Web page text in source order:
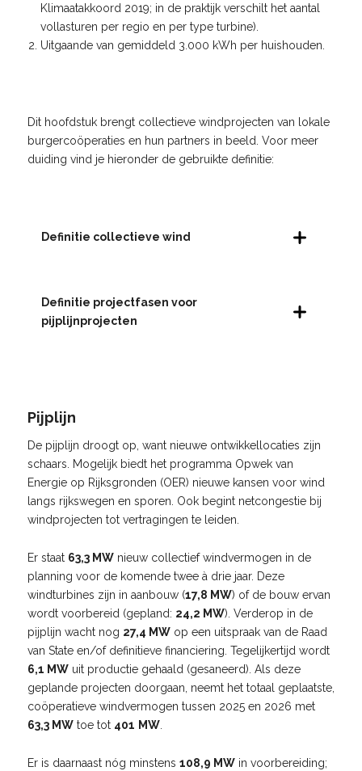
Klimaatakkoord 2019; in de praktijk verschilt het aantal
vollasturen per regio en per type turbine).
Uitgaande van gemiddeld 3.000 kWh per huishouden.
Dit hoofdstuk brengt collectieve windprojecten van lokale
burgercoöperaties en hun partners in beeld. Voor meer
duiding vind je hieronder de gebruikte definitie:
Definitie collectieve wind
Definitie projectfasen voor
pijplijnprojecten
Pijplijn
De pijplijn droogt op, want nieuwe ontwikkellocaties zijn
schaars. Mogelijk biedt het programma Opwek van
Energie op Rijksgronden (OER) nieuwe kansen voor wind
langs rijkswegen en sporen. Ook begint netcongestie bij
windprojecten tot vertragingen te leiden.
Er staat 63,3 MWnieuw collectief windvermogen in de
planning voor de komende twee à drie jaar. Deze
windturbines zijn in aanbouw (17,8 MW) of de bouw ervan
wordt voorbereid (gepland: 24,2 MW). Verderop in de
pijplijn wacht nog 27,4 MWop een uitspraak van de Raad
van State en/of definitieve financiering. Tegelijkertijd wordt
6,1 MWuit productie gehaald (gesaneerd). Als deze
geplande projecten doorgaan, neemt het totaal geplaatste,
coöperatieve windvermogen tussen 2025 en 2026 met
63,3 MWtoe tot 401 MW.
Er is daarnaast nóg minstens 108,9 MWin voorbereiding;